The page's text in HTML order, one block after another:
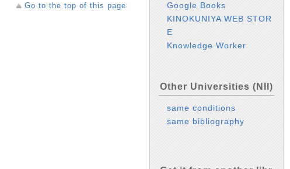
Go to the top of this page
Google Books
KINOKUNIYA WEB STOR
E
Knowledge Worker
Other Universities (NII)
same conditions
same bibliography